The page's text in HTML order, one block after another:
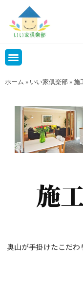
ホーム » いい家倶楽部 »施
施
奥山が手掛けたこだ